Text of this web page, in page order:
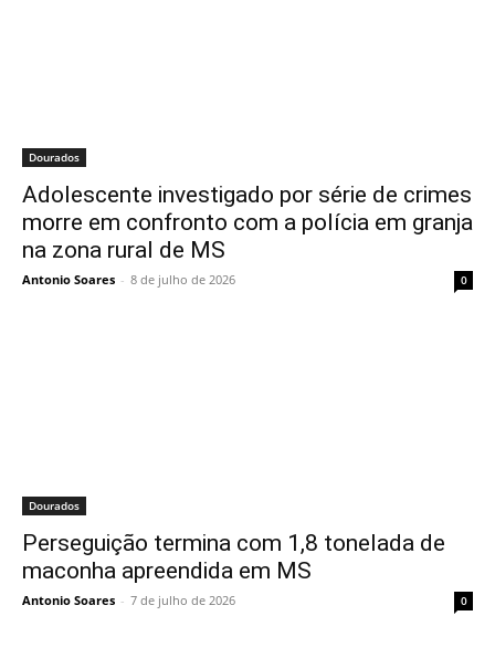
Dourados
Adolescente investigado por série de crimes
morre em confronto com a polícia em granja
na zona rural de MS
Antonio Soares - 8 de julho de 2026 0
Dourados
Perseguição termina com 1,8 tonelada de
maconha apreendida em MS
Antonio Soares - 7 de julho de 2026 0